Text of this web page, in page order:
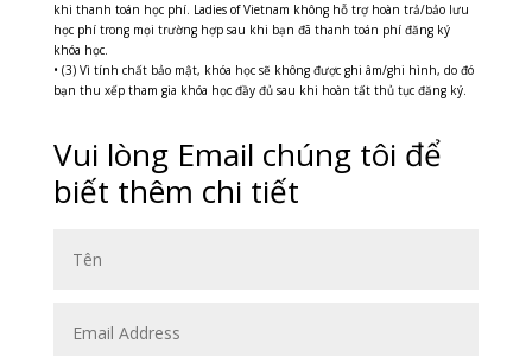
khi thanh toán học phí. Ladies of Vietnam không hỗ trợ hoàn trả/bảo lưu
học phí trong mọi trường hợp sau khi bạn đã thanh toán phí đăng ký
khóa học.
• (3) Vì tính chất bảo mật, khóa học sẽ không được ghi âm/ghi hình, do đó
bạn thu xếp tham gia khóa học đầy đủ sau khi hoàn tất thủ tục đăng ký.
Vui lòng Email chúng tôi để
biết thêm chi tiết